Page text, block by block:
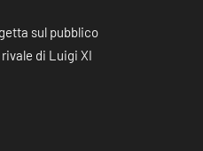
sul pubblico
di Luigi XI